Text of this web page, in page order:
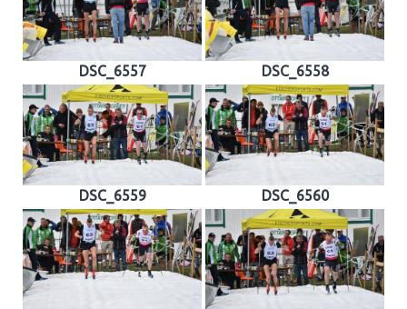
DSC_6557 DSC_6558
DSC_6559 DSC_6560